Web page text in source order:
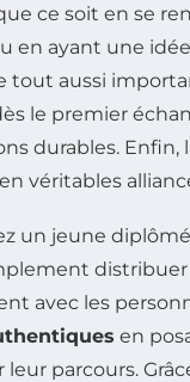
ce soit en se
en ayant une
tout aussi
le premier
durables. Enfin,
véritables
un jeune
avec les
en
parcours.